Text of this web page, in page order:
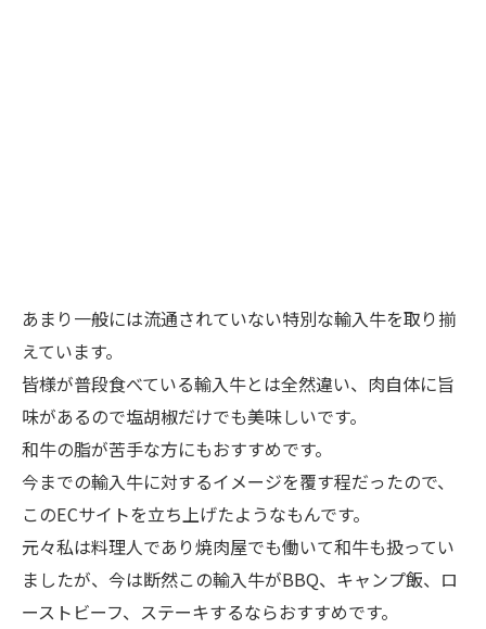
あまり一般には流通されていない特別な輸入牛を取り揃
えています。
皆様が普段食べている輸入牛とは全然違い、肉自体に旨
味があるので塩胡椒だけでも美味しいです。
和牛の脂が苦手な方にもおすすめです。
今までの輸入牛に対するイメージを覆す程だったので、
このECサイトを立ち上げたようなもんです。
元々私は料理人であり焼肉屋でも働いて和牛も扱ってい
ましたが、今は断然この輸入牛がBBQ、キャンプ飯、ロ
ーストビーフ、ステーキするならおすすめです。